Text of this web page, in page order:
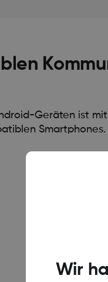
Geräten ist
Smartphones.
Wir